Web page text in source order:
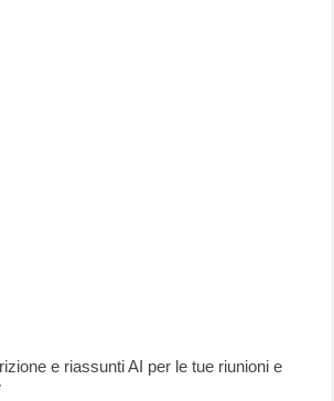
e riassunti AI per le tue riunioni e